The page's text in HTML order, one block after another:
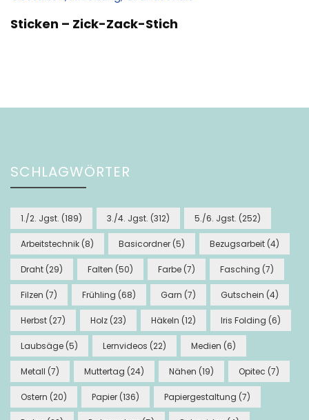
Sticken – Zick-Zack-Stich
SCHLAGWÖRTER
1./2. Jgst. (189) 3./4. Jgst. (312) 5./6. Jgst. (252)
Arbeitstechnik (8) Basicordner (5) Bezugsarbeit (4)
Draht (29) Falten (50) Farbe (7) Fasching (7)
Filzen (7) Frühling (68) Garn (7) Gutschein (4)
Herbst (27) Holz (23) Häkeln (12) Iris Folding (6)
Laubsäge (5) Lernvideos (22) Medien (6)
Metall (7) Muttertag (24) Nähen (19) Opitec (7)
Ostern (20) Papier (136) Papiergestaltung (7)